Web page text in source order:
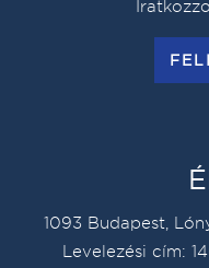
1093 Budapest,
Levelezési cím: